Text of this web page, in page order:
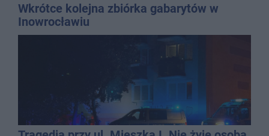
Wkrótce kolejna zbiórka gabarytów w
Inowrocławiu